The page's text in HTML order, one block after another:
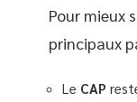
Pour mieux
principaux
Le CAP